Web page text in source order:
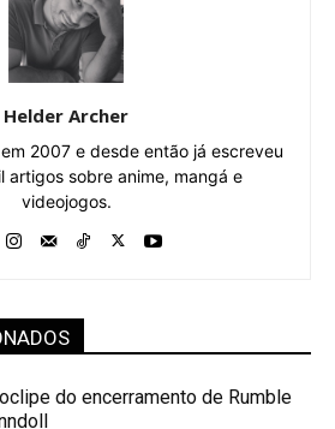
Helder Archer
2007 e desde então já escreveu
artigos sobre anime, mangá e
videojogos.
do encerramento de Rumble